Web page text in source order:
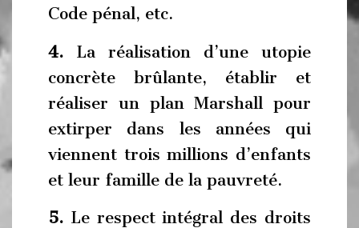
Code pénal, etc.
4. La réalisation d’une utopie
concrète brûlante, établir et
réaliser un plan Marshall pour
extirper dans les années qui
viennent trois millions d’enfants
et leur famille de la pauvreté.
5. Le respect intégral des droits